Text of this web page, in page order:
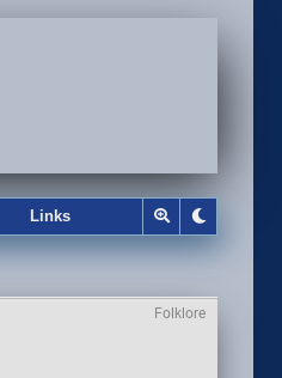
Links
Folklore